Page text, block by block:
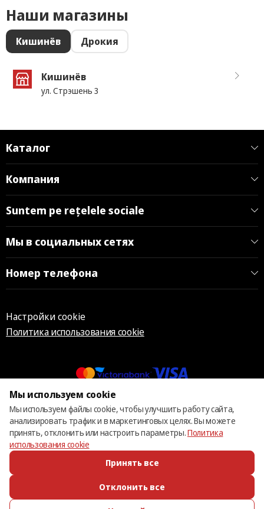
Наши магазины
Кишинёв Дрокия
Кишинёв
ул. Стрэшень 3
Каталог
Компания
Suntem pe rețelele sociale
Мы в социальных сетях
Номер телефона
Настройки cookie
Политика использования cookie
© 2013 – 2026 ECOM
Мы используем cookie
Мы используем файлы cookie, чтобы улучшить работу сайта,
анализировать трафик и в маркетинговых целях. Вы можете
принять, отклонить или настроить параметры.Политика
использования cookie
Принять все
Отклонить все